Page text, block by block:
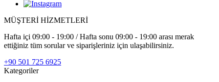
MÜŞTERİ HİZMETLERİ
Hafta içi 09:00 - 19:00 / Hafta sonu 09:00 - 19:00 arası merak
ettiğiniz tüm sorular ve siparişleriniz için ulaşabilirsiniz.
+90 501 725 6925
Kategoriler